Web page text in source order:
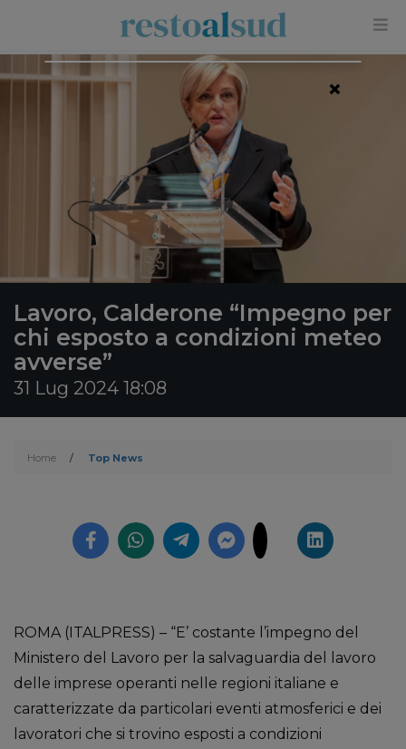
Lavoro, Calderone “Impegno per
chi esposto a condizioni meteo
avverse”
31 Lug 2024 18:08
Home / Top News
ROMA (ITALPRESS) – “E’ costante l’impegno del
Ministero del Lavoro per la salvaguardia del lavoro
delle imprese operanti nelle regioni italiane e
caratterizzate da particolari eventi atmosferici e dei
lavoratori che si trovino esposti a condizioni
×